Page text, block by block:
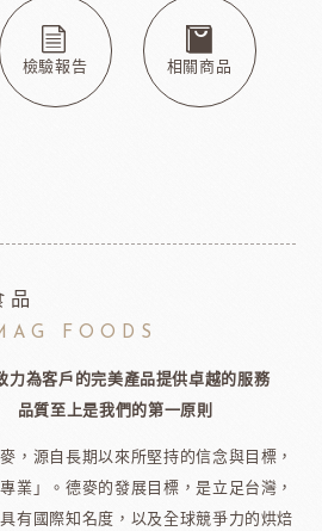
檢驗報告 相關商品
品
FOODS
力為客戶的完美產品提供卓越的服務
品質至上是我們的第一原則
，源自長期以來所堅持的信念與目標，
業」。德麥的發展目標，是立足台灣，
有國際知名度，以及全球競爭力的烘焙